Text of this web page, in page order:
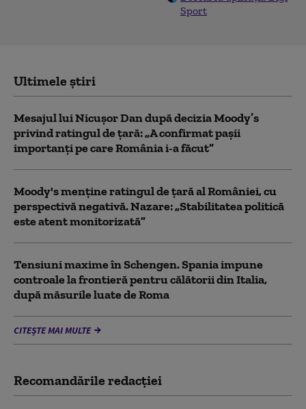
Sport
Ultimele știri
Mesajul lui Nicușor Dan după decizia Moody’s
privind ratingul de țară: „A confirmat pașii
importanți pe care România i-a făcut”
Moody's menține ratingul de țară al României, cu
perspectivă negativă. Nazare: „Stabilitatea politică
este atent monitorizată”
Tensiuni maxime în Schengen. Spania impune
controale la frontieră pentru călătorii din Italia,
după măsurile luate de Roma
CITEȘTE MAI MULTE
Recomandările redacţiei